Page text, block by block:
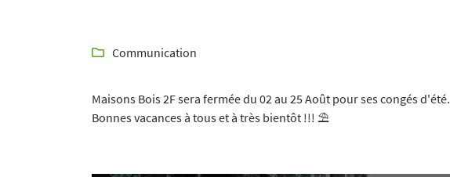
email indiqué ci-dessus. Vous pouvez vous désinscrire à tout moment en utilisant le formulaire
 Communication
Maisons Bois 2F sera fermée du 02 au 25 Août pour ses congés d'été.
Bonnes vacances à tous et à très bientôt !!! ⛱